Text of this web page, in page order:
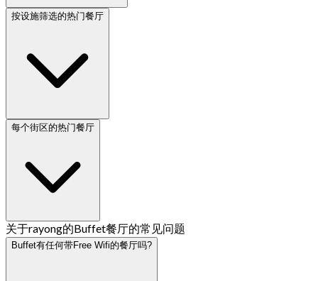
按设施筛选的热门餐厅
每个街区的热门餐厅
关于rayong的Buffet餐厅的常见问题
Buffet有任何带Free Wifi的餐厅吗?